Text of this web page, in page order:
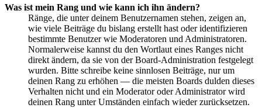
Was ist mein Rang und wie kann ich ihn ändern?
Ränge, die unter deinem Benutzernamen stehen, zeigen an,
wie viele Beiträge du bislang erstellt hast oder identifizieren
bestimmte Benutzer wie Moderatoren und Administratoren.
Normalerweise kannst du den Wortlaut eines Ranges nicht
direkt ändern, da sie von der Board-Administration festgelegt
wurden. Bitte schreibe keine sinnlosen Beiträge, nur um
deinen Rang zu erhöhen — die meisten Boards dulden dieses
Verhalten nicht und ein Moderator oder Administrator wird
deinen Rang unter Umständen einfach wieder zurücksetzen.